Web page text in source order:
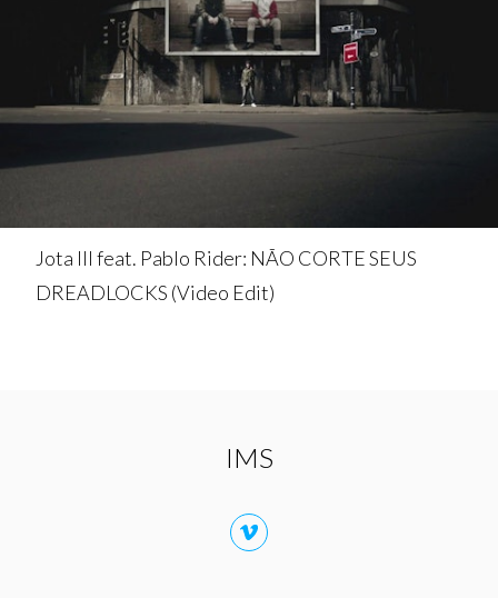
Jota III feat. Pablo Rider: NÃO CORTE SEUS
DREADLOCKS (Video Edit)
IMS